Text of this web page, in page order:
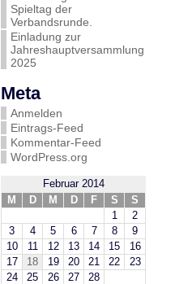
Spieltag der
Verbandsrunde.
Einladung zur
Jahreshauptversammlung
2025
Meta
Anmelden
Eintrags-Feed
Kommentar-Feed
WordPress.org
Februar 2014
M
D M D F S
S
1
2
3
4 5 6 7 8
9
10
11 12 13 14 15
16
17
18 19 20 21 22
23
24
25 26 27 28